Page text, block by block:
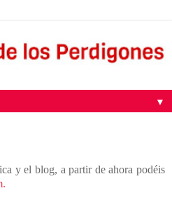
▼
y el blog, a partir de ahora podéis